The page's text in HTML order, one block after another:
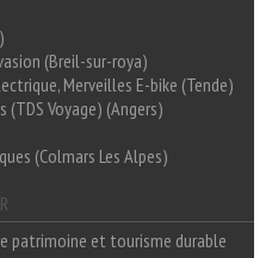
(Breil-sur-roya)
Merveilles E-bike (Tende)
Voyage) (Angers)
(Colmars Les Alpes)
patrimoine et tourisme durable